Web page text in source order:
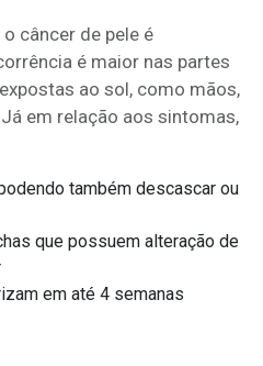
câncer de pele é
é maior nas partes
ao sol, como mãos,
em relação aos sintomas,
também descascar ou
que possuem alteração de
em até 4 semanas